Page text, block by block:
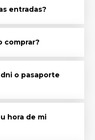
entradas?
comprar?
o pasaporte
hora de mi